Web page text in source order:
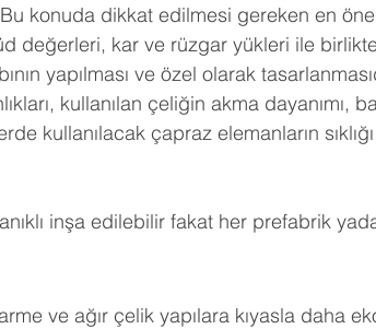
Bu konuda dikkat edilmesi gereken en
değerleri, kar ve rüzgar yükleri ile
yapılması ve özel olarak
kullanılan çeliğin akma dayanımı,
kullanılacak çapraz elemanların
inşa edilebilir fakat her prefabrik
ve ağır çelik yapılara kıyasla daha